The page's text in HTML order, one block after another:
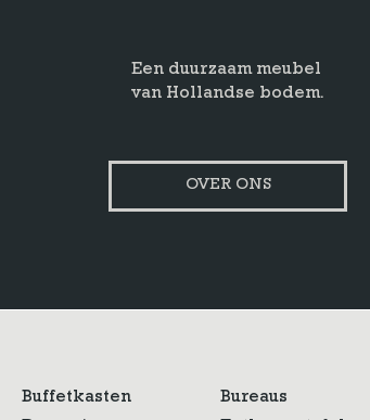
Een duurzaam meubel
van Hollandse bodem.
OVER ONS
Buffetkasten
Bureaus